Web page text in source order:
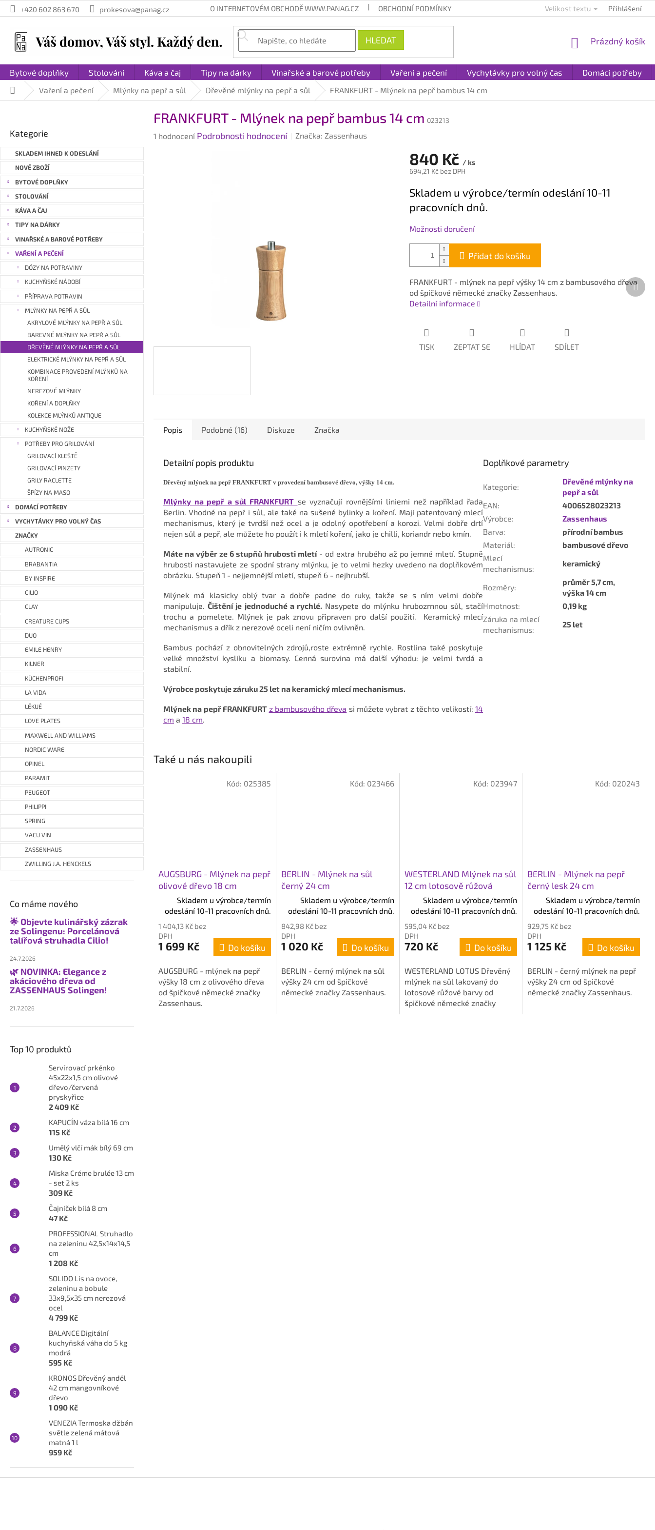
Přejít
na
+420 602 863 670 prokesova@panag.cz O INTERNETOVÉM OBCHODĚ WWW.PANAG.CZ OBCHODNÍ PODMÍNKY PLATBA A DOPRAVA REKLAMACE
Velikost textu Přihlášení
HLEDAT
NÁKUPNÍ
Prázdný košík
Bytové doplňky Stolování Káva a čaj Tipy na dárky Vinařské a barové potřeby Vaření a pečení Vychytávky pro volný čas Domácí potřeby
DomůVaření a pečení Mlýnky na pepř a sůl Dřevěné mlýnky na pepř a sůl FRANKFURT - Mlýnek na pepř bambus 14 cm
a
n
n
í
n
e
l
kategorie
Kategorie
SKLADEM IHNED K ODESLÁNÍ
NOVÉ ZBOŽÍ
BYTOVÉ DOPLŇKY
STOLOVÁNÍ
KÁVA A ČAJ
TIPY NA DÁRKY
VINAŘSKÉ A BAROVÉ POTŘEBY
VAŘENÍ A PEČENÍ
DÓZY NA POTRAVINY
KUCHYŇSKÉ NÁDOBÍ
PŘÍPRAVA POTRAVIN
MLÝNKY NA PEPŘ A SŮL
AKRYLOVÉ MLÝNKY NA PEPŘ A SŮL
BAREVNÉ MLÝNKY NA PEPŘ A SŮL
DŘEVĚNÉ MLÝNKY NA PEPŘ A SŮL
ELEKTRICKÉ MLÝNKY NA PEPŘ A SŮL
KOMBINACE PROVEDENÍ MLÝNKŮ NA
KOŘENÍ
NEREZOVÉ MLÝNKY
KOŘENÍ A DOPLŇKY
KOLEKCE MLÝNKŮ ANTIQUE
KUCHYŇSKÉ NOŽE
POTŘEBY PRO GRILOVÁNÍ
GRILOVACÍ KLEŠTĚ
GRILOVACÍ PINZETY
GRILY RACLETTE
ŠPÍZY NA MASO
DOMÁCÍ POTŘEBY
VYCHYTÁVKY PRO VOLNÝ ČAS
ZNAČKY
AUTRONIC
BRABANTIA
BY INSPIRE
CILIO
CLAY
CREATURE CUPS
DUO
EMILE HENRY
KILNER
KÜCHENPROFI
LA VIDA
LÉKUÉ
LOVE PLATES
MAXWELL AND WILLIAMS
NORDIC WARE
OPINEL
PARAMIT
PEUGEOT
PHILIPPI
SPRING
VACU VIN
ZASSENHAUS
ZWILLING J.A. HENCKELS
Co máme nového
🌟 Objevte kulinářský zázrak
ze Solingenu: Porcelánová
talířová struhadla Cilio!
24.7.2026
🌿 NOVINKA: Elegance z
akáciového dřeva od
ZASSENHAUS Solingen!
21.7.2026
Top 10 produktů
Servírovací prkénko
45x22x1,5 cm olivové
dřevo/červená
pryskyřice
2 409 Kč
KAPUCÍN váza bílá 16 cm
115 Kč
Umělý vlčí mák bílý 69 cm
130 Kč
Miska Créme brulée 13 cm
- set 2 ks
309 Kč
Čajníček bílá 8 cm
47 Kč
PROFESSIONAL Struhadlo
na zeleninu 42,5x14x14,5
cm
1 208 Kč
SOLIDO Lis na ovoce,
zeleninu a bobule
33x9,5x35 cm nerezová
ocel
4 799 Kč
BALANCE Digitální
kuchyňská váha do 5 kg
modrá
595 Kč
KRONOS Dřevěný anděl
42 cm mangovníkové
dřevo
1 090 Kč
VENEZIA Termoska džbán
světle zelená mátová
matná 1 l
959 Kč
FRANKFURT - Mlýnek na pepř bambus 14 cm 023213
Průměrné
1 hodnocení Podrobnosti hodnocení Značka: Zassenhaus
840 Kč / ks
694,21 Kč bez DPH
cena:
Skladem u výrobce/termín odeslání 10-11
pracovních dnů.
Možnosti doručení
Přidat do košíku
FRANKFURT - mlýnek na pepř výšky 14 cm z bambusového dřeva
od špičkové německé značky Zassenhaus.
Detailní informace
TISK ZEPTAT SE HLÍDAT SDÍLET
Popis Podobné (16) Diskuze Značka
Detailní popis produktu
Dřevěný mlýnek na pepř FRANKFURT v provedení bambusové dřevo, výšky 14 cm.
Mlýnky na pepř a sůl FRANKFURT se vyznačují rovnějšími liniemi než například řada
Berlin. Vhodné na pepř i sůl, ale také na sušené bylinky a koření. Mají patentovaný mlecí
mechanismus, který je tvrdší než ocel a je odolný opotřebení a korozi. Velmi dobře drtí
nejen sůl a pepř, ale můžete ho použít i k mletí koření, jako je chilli, koriandr nebo kmín.
Máte na výběr ze 6 stupňů hrubosti mletí - od extra hrubého až po jemné mletí. Stupně
hrubosti nastavujete ze spodní strany mlýnku, je to velmi hezky uvedeno na doplňkovém
obrázku. Stupeň 1 - nejjemnější mletí, stupeň 6 - nejhrubší.
Mlýnek má klasicky oblý tvar a dobře padne do ruky, takže se s ním velmi dobře
manipuluje. Čištění je jednoduché a rychlé. Nasypete do mlýnku hrubozrnnou sůl, stačí
trochu a pomelete. Mlýnek je pak znovu připraven pro další použití. Keramický mlecí
mechanismus a dřík z nerezové oceli není ničím ovlivněn.
Bambus pochází z obnovitelných zdrojů,roste extrémně rychle. Rostlina také poskytuje
velké množství kyslíku a biomasy. Cenná surovina má další výhodu: je velmi tvrdá a
stabilní.
Výrobce poskytuje záruku 25 let na keramický mlecí mechanismus.
Mlýnek na pepř FRANKFURT z bambusového dřeva si můžete vybrat z těchto velikostí:14
cm a 18 cm.
Doplňkové parametry
Kategorie:
Dřevěné mlýnky na
pepř a sůl
EAN:
4006528023213
Výrobce:
Zassenhaus
Barva:
přírodní bambus
Materiál:
bambusové dřevo
Mlecí
mechanismus:
keramický
Rozměry:
průměr 5,7 cm,
výška 14 cm
Hmotnost:
0,19 kg
Záruka na mlecí
mechanismus:
25 let
Také u nás nakoupili
AUGSBURG - Mlýnek na pepř
olivové dřevo 18 cm
Skladem u výrobce/termín
odeslání 10-11 pracovních dnů.
1 404,13 Kč bez
DPH
1 699 Kč Do košíku
AUGSBURG - mlýnek na pepř
výšky 18 cm z olivového dřeva
od špičkové německé značky
Zassenhaus.
Kód: 025385
BERLIN - Mlýnek na sůl
černý 24 cm
Skladem u výrobce/termín
odeslání 10-11 pracovních dnů.
842,98 Kč bez
DPH
1 020 Kč Do košíku
BERLIN - černý mlýnek na sůl
výšky 24 cm od špičkové
německé značky Zassenhaus.
Kód: 023466
WESTERLAND Mlýnek na sůl
12 cm lotosově růžová
Skladem u výrobce/termín
odeslání 10-11 pracovních dnů.
595,04 Kč bez
DPH
720 Kč Do košíku
WESTERLAND LOTUS Dřevěný
mlýnek na sůl lakovaný do
lotosově růžové barvy od
špičkové německé značky
Kód: 023947
BERLIN - Mlýnek na pepř
černý lesk 24 cm
Skladem u výrobce/termín
odeslání 10-11 pracovních dnů.
929,75 Kč bez
DPH
1 125 Kč Do košíku
BERLIN - černý mlýnek na pepř
výšky 24 cm od špičkové
německé značky Zassenhaus.
Kód: 020243